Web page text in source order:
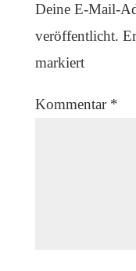
Deine E-Mail-
veröffentlicht.
markiert
Kommentar *